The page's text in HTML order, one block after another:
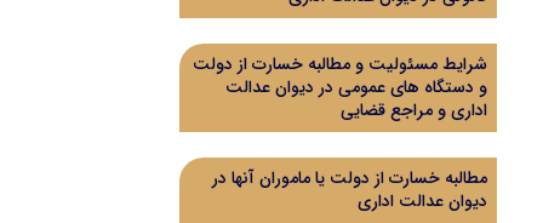
شرایط مسئولیت و مطالبه خسارت از دولت
و دستگاه های عمومی در دیوان عدالت
اداری و مراجع قضایی
مطالبه خسارت از دولت یا ماموران آنها در
دیوان عدالت اداری